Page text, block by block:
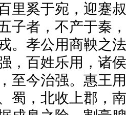
里奚于宛，迎蹇
子者，不产于秦
。孝公用商鞅之
，百姓乐用，诸
至今治强。惠王
蜀，北收上郡，